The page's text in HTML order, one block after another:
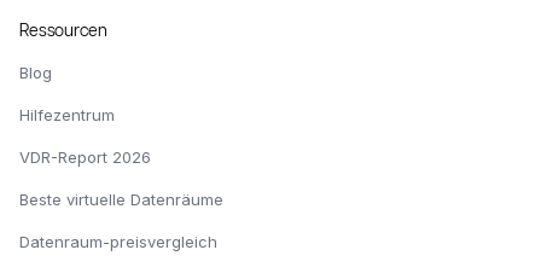
Ressourcen
Blog
Hilfezentrum
VDR-Report 2026
Beste virtuelle Datenräume
Datenraum-preisvergleich